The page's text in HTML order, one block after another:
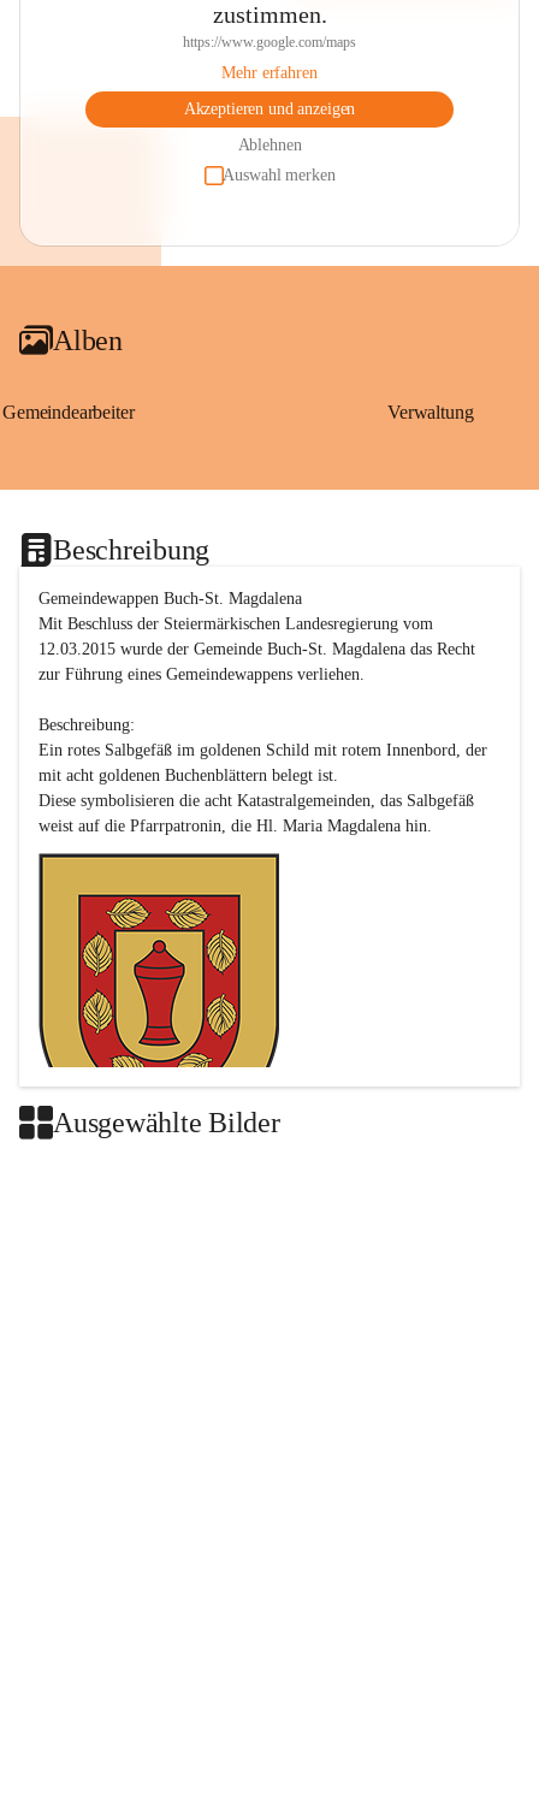
zustimmen.
https://www.google.com/maps
Mehr erfahren
Akzeptieren und anzeigen
Ablehnen
Auswahl merken
Alben
Gemeindearbeiter Verwaltung
Beschreibung
Gemeindewappen Buch-St. Magdalena
Mit Beschluss der Steiermärkischen Landesregierung vom
12.03.2015 wurde der Gemeinde Buch-St. Magdalena das Recht
zur Führung eines Gemeindewappens verliehen.
Beschreibung:
Ein rotes Salbgefäß im goldenen Schild mit rotem Innenbord, der
mit acht goldenen Buchenblättern belegt ist.
Diese symbolisieren die acht Katastralgemeinden, das Salbgefäß
Ausgewählte Bilder